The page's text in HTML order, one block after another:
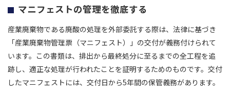
マニフェストの管理を徹底する
産業廃棄物である廃酸の処理を外部委託する際は、法律に基づき
「産業廃棄物管理票（マニフェスト）」の交付が義務付けられて
います。この書類は、排出から最終処分に至るまでの全工程を追
跡し、適正な処理が行われたことを証明するためのものです。交付
したマニフェストには、交付日から5年間の保管義務があります。